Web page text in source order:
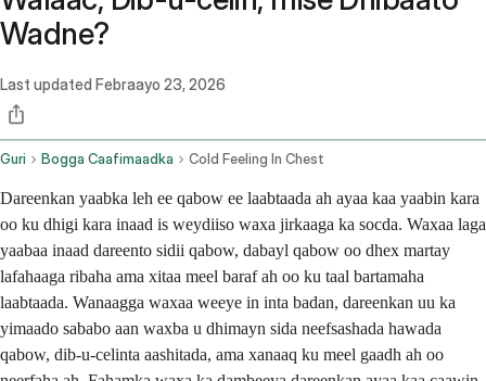
Wadne?
Last updated Febraayo 23, 2026
Guri Bogga Caafimaadka Cold Feeling In Chest
Dareenkan yaabka leh ee qabow ee laabtaada ah ayaa kaa yaabin kara
oo ku dhigi kara inaad is weydiiso waxa jirkaaga ka socda. Waxaa laga
yaabaa inaad dareento sidii qabow, dabayl qabow oo dhex martay
lafahaaga ribaha ama xitaa meel baraf ah oo ku taal bartamaha
laabtaada. Wanaagga waxaa weeye in inta badan, dareenkan uu ka
yimaado sababo aan waxba u dhimayn sida neefsashada hawada
qabow, dib-u-celinta aashitada, ama xanaaq ku meel gaadh ah oo